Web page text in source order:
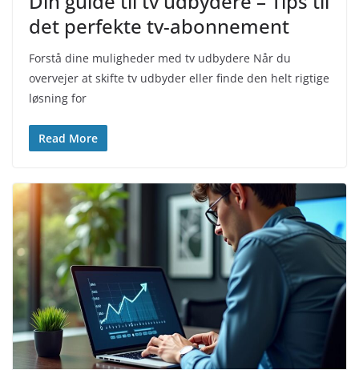
det perfekte tv-abonnement
Forstå dine muligheder med tv udbydere Når du
overvejer at skifte tv udbyder eller finde den helt rigtige
løsning for
Read More